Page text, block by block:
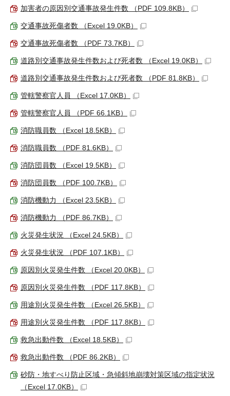
加害者の原因別交通事故発生件数 （PDF 109.8KB）
交通事故死傷者数 （Excel 19.0KB）
交通事故死傷者数 （PDF 73.7KB）
道路別交通事故発生件数および死者数 （Excel 19.0KB）
道路別交通事故発生件数および死者数 （PDF 81.8KB）
管轄警察官人員 （Excel 17.0KB）
管轄警察官人員 （PDF 66.1KB）
消防職員数 （Excel 18.5KB）
消防職員数 （PDF 81.6KB）
消防団員数 （Excel 19.5KB）
消防団員数 （PDF 100.7KB）
消防機動力 （Excel 23.5KB）
消防機動力 （PDF 86.7KB）
火災発生状況 （Excel 24.5KB）
火災発生状況 （PDF 107.1KB）
原因別火災発生件数 （Excel 20.0KB）
原因別火災発生件数 （PDF 117.8KB）
用途別火災発生件数 （Excel 26.5KB）
用途別火災発生件数 （PDF 117.8KB）
救急出動件数 （Excel 18.5KB）
救急出動件数 （PDF 86.2KB）
砂防・地すべり防止区域・急傾斜地崩壊対策区域の指定状況
（Excel 17.0KB）